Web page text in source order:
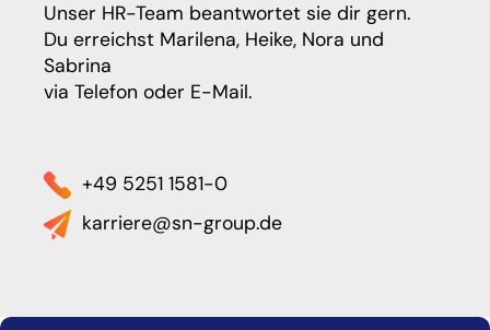
Unser HR-Team beantwortet sie dir gern.
Du erreichst Marilena, Heike, Nora und
Sabrina
via Telefon oder E-Mail.
+49 5251 1581-0
karriere@sn-group.de